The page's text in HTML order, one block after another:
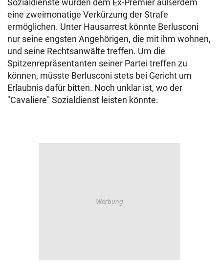
Sozialdienste würden dem Ex-Premier außerdem
eine zweimonatige Verkürzung der Strafe
ermöglichen. Unter Hausarrest könnte Berlusconi
nur seine engsten Angehörigen, die mit ihm wohnen,
und seine Rechtsanwälte treffen. Um die
Spitzenrepräsentanten seiner Partei treffen zu
können, müsste Berlusconi stets bei Gericht um
Erlaubnis dafür bitten. Noch unklar ist, wo der
"Cavaliere" Sozialdienst leisten könnte.